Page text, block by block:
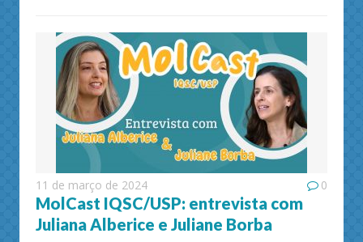
11 de março de 2024 0
MolCast IQSC/USP: entrevista com
Juliana Alberice e Juliane Borba